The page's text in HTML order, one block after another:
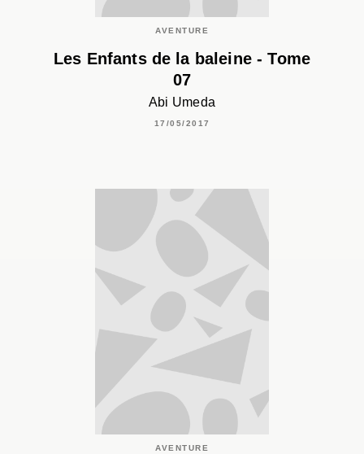
AVENTURE
Les Enfants de la baleine - Tome
07
Abi Umeda
17/05/2017
AVENTURE